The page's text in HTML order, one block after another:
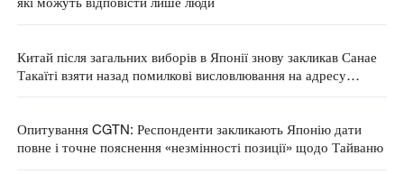
Китай після загальних виборів в Японії знову закликав Санае
Такаїті взяти назад помилкові висловлювання на адресу
Опитування CGTN: Респонденти закликають Японію дати
повне і точне пояснення «незмінності позиції» щодо Тайваню